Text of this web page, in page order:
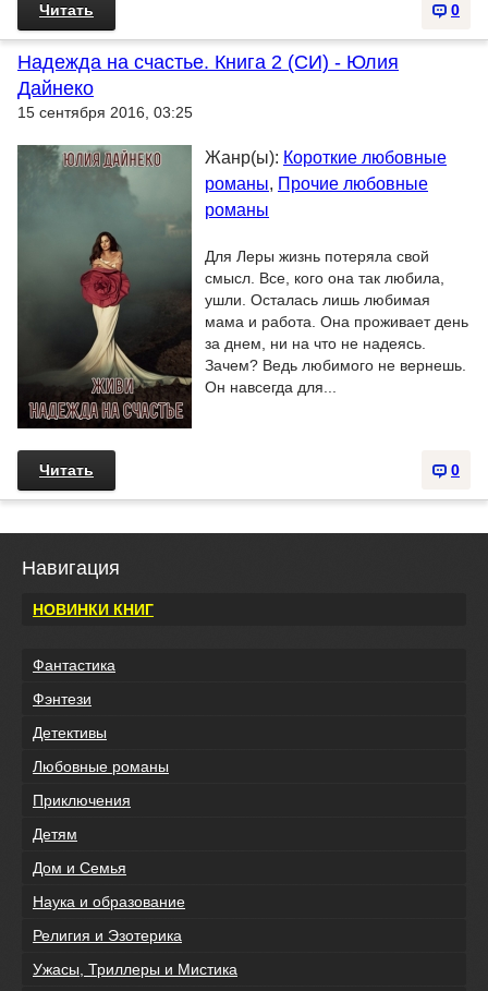
0
Читать
Надежда на счастье. Книга 2 (СИ) - Юлия
Дайнеко
15 сентября 2016, 03:25
Жанр(ы): Короткие любовные
романы, Прочие любовные
романы
Для Леры жизнь потеряла свой
смысл. Все, кого она так любила,
ушли. Осталась лишь любимая
мама и работа. Она проживает день
за днем, ни на что не надеясь.
Зачем? Ведь любимого не вернешь.
Он навсегда для...
0
Читать
Навигация
НОВИНКИ КНИГ
Фантастика
Фэнтези
Детективы
Любовные романы
Приключения
Детям
Дом и Семья
Наука и образование
Религия и Эзотерика
Ужасы, Триллеры и Мистика